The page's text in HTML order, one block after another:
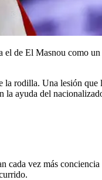
de El Masnou como
la rodilla. Una lesión
la ayuda del
cada vez más